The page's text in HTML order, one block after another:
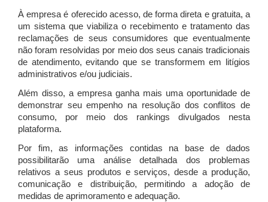
À empresa é oferecido acesso, de forma direta e gratuita, a
um sistema que viabiliza o recebimento e tratamento das
reclamações de seus consumidores que eventualmente
não foram resolvidas por meio dos seus canais tradicionais
de atendimento, evitando que se transformem em litígios
administrativos e/ou judiciais.
Além disso, a empresa ganha mais uma oportunidade de
demonstrar seu empenho na resolução dos conflitos de
consumo, por meio dos rankings divulgados nesta
plataforma.
Por fim, as informações contidas na base de dados
possibilitarão uma análise detalhada dos problemas
relativos a seus produtos e serviços, desde a produção,
comunicação e distribuição, permitindo a adoção de
medidas de aprimoramento e adequação.